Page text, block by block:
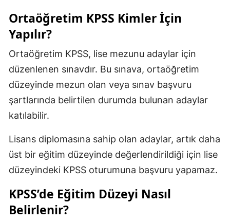
Ortaöğretim KPSS Kimler İçin
Yapılır?
Ortaöğretim KPSS, lise mezunu adaylar için
düzenlenen sınavdır. Bu sınava, ortaöğretim
düzeyinde mezun olan veya sınav başvuru
şartlarında belirtilen durumda bulunan adaylar
katılabilir.
Lisans diplomasına sahip olan adaylar, artık daha
üst bir eğitim düzeyinde değerlendirildiği için lise
düzeyindeki KPSS oturumuna başvuru yapamaz.
KPSS’de Eğitim Düzeyi Nasıl
Belirlenir?